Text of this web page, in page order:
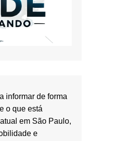
informar de forma
o que está
em São Paulo,
e